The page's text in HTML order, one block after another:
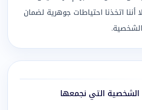
أننا اتخذنا احتياطات جوهرية لضمان
الشخصية التي نجمعها